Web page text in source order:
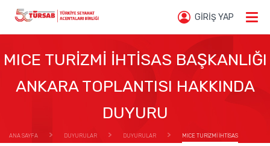
GİRİŞ YAP
MICE TURİZMİ İHTİSAS BAŞKANLIĞI
ANKARA TOPLANTISI HAKKINDA
DUYURU
ANA SAYFA DUYURULAR DUYURULAR MICE TURİZMİ İHTİSAS